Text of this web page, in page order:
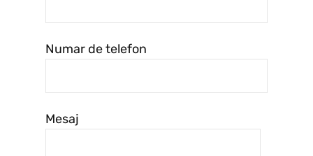
Numar de telefon
Mesaj